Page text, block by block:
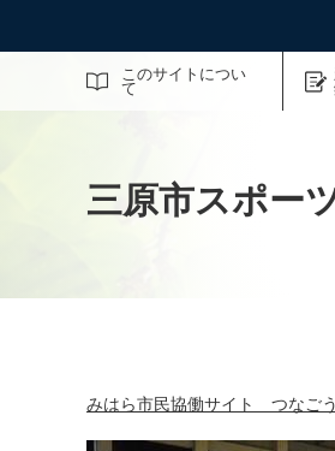
このサイトについ
て
サイト内検索
三原市スポー
みはら市民協働サイト つなご